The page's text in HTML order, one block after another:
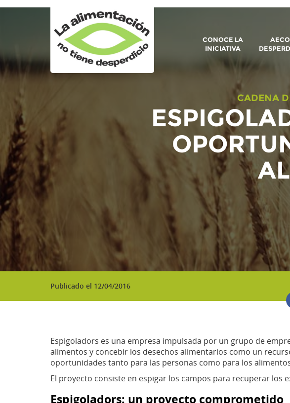
CONOCE LA
INICIATIVA
CADENA
Publicado el 12/04/2016
Espigoladors es una empresa impulsada por un grupo de
alimentos y concebir los desechos alimentarios como un
oportunidades tanto para las personas como para los
El proyecto consiste en espigar los campos para recuperar los
Espigoladors: un proyecto comprometido